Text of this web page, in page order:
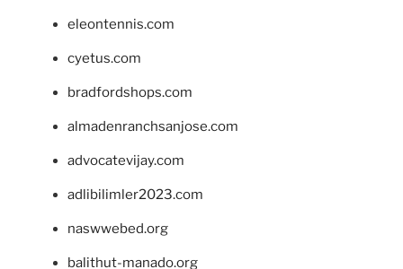
eleontennis.com
cyetus.com
bradfordshops.com
almadenranchsanjose.com
advocatevijay.com
adlibilimler2023.com
naswwebed.org
balithut-manado.org